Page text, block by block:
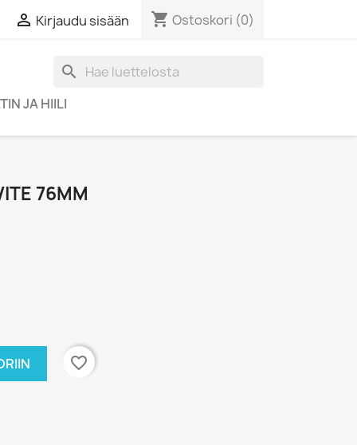
 Kirjaudu sisään shopping_cart Ostoskori (0)
search
JA HIILI
76MM
favorite_border